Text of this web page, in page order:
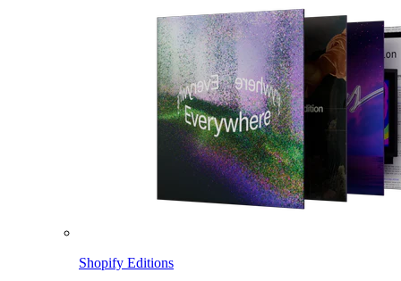
Shopify Editions